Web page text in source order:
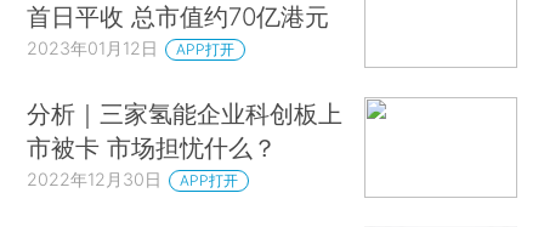
首日平收 总市值约70亿港元
2023年01月12日 APP打开
分析｜三家氢能企业科创板上
市被卡 市场担忧什么？
2022年12月30日 APP打开